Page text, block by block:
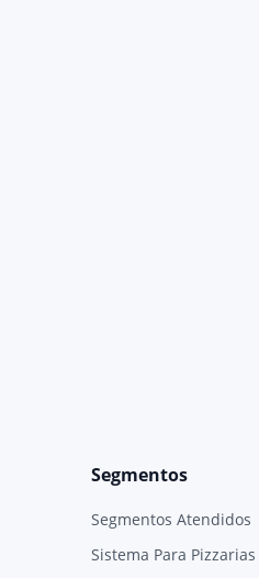
Segmentos
Segmentos Atendidos
Sistema Para Pizzarias